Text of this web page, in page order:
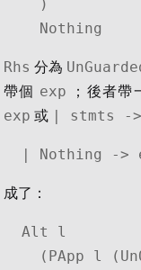
  Nothing
Rhs 分為
帶個 exp ；後者帶
exp 或 | stmts -
| Nothing ->
成了：
Alt l